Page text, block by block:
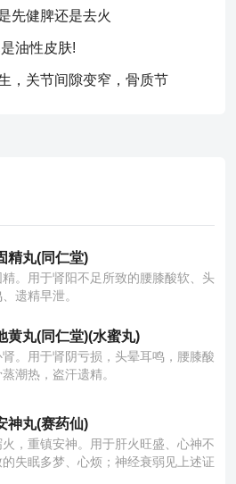
先健脾还是去火
油性皮肤!
，关节间隙变窄，骨质节
精丸(同仁堂)
。用于肾阳不足所致的腰膝酸软、头
遗精早泄。
黄丸(同仁堂)(水蜜丸)
。用于肾阴亏损，头晕耳鸣，腰膝酸
潮热，盗汗遗精。
神丸(赛药仙)
，重镇安神。用于肝火旺盛、心神不
失眠多梦、心烦；神经衰弱见上述证